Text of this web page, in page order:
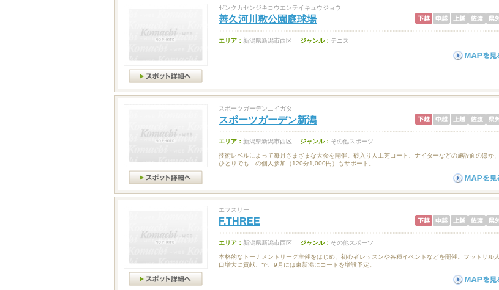
ゼンクカセンジキコウエンテイキュウジョウ
善久河川敷公園庭球場
エリア： 新潟県新潟市西区 ジャンル： テニス
スポーツガーデンニイガタ
スポーツガーデン新潟
エリア： 新潟県新潟市西区 ジャンル： その他スポーツ
技術レベルによって毎月さまざまな大会を開催。砂入り人工芝コート、ナイターなどの施設面のほか、
ひとりでも…の個人参加（120分1,000円）もサポート。
エフスリー
F.THREE
エリア： 新潟県新潟市西区 ジャンル： その他スポーツ
本格的なトーナメントリーグ主催をはじめ、初心者レッスンや各種イベントなどを開催。フットサル人
口増大に貢献、で、9月には東新潟にコートを増設予定。